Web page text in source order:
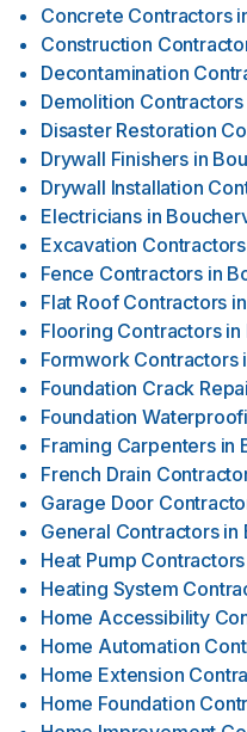
Concrete Contractors
Construction
Decontamination
Demolition Contractors
Disaster Restoration
Drywall Finishers in
Drywall Installation
Electricians in
Excavation Contractors
Fence Contractors in
Flat Roof Contractors in
Flooring Contractors in
Formwork Contractors
Foundation Crack
Foundation
Framing Carpenters in
French Drain
Garage Door
General Contractors in
Heat Pump Contractors
Heating System
Home Accessibility
Home Automation
Home Extension
Home Foundation